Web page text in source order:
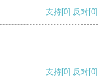
支持[0] 反对[0]
支持[0] 反对[0]